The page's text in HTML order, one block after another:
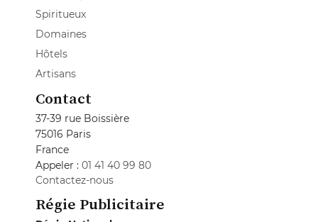
Spiritueux
Domaines
Hôtels
Artisans
Contact
37-39 rue Boissière
75016 Paris
France
Appeler : 01 41 40 99 80
Contactez-nous
Régie Publicitaire